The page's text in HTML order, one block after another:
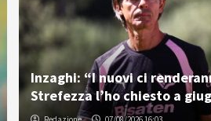
Inzaghi: “I nuovi ci
Strefezza l’ho chiesto a